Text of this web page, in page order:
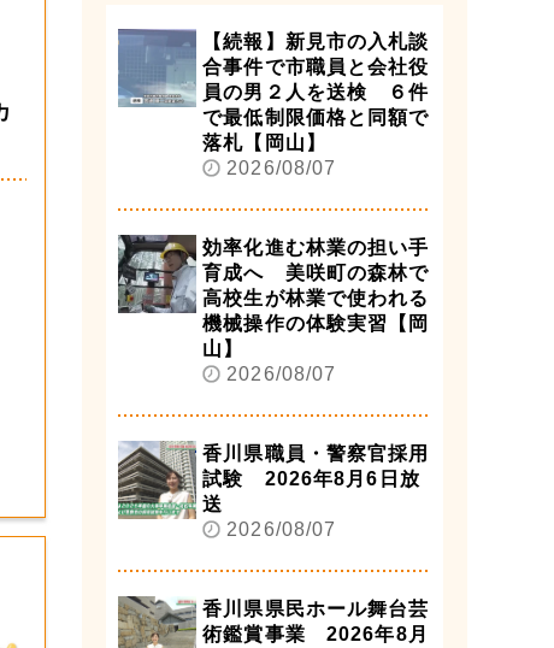
【続報】新見市の入札談
合事件で市職員と会社役
員の男２人を送検 ６件
で最低制限価格と同額で
落札【岡山】
2026/08/07
効率化進む林業の担い手
育成へ 美咲町の森林で
高校生が林業で使われる
機械操作の体験実習【岡
山】
2026/08/07
香川県職員・警察官採用
試験 2026年8月6日放
送
2026/08/07
香川県県民ホール舞台芸
術鑑賞事業 2026年8月